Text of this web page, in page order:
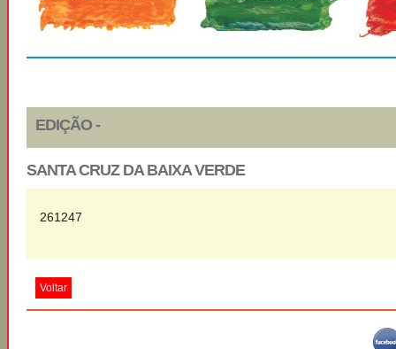
EDIÇÃO -
SANTA CRUZ DA BAIXA VERDE
261247
Voltar